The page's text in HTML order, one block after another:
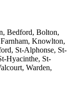
Bedford, Bolton,
Knowlton,
St-Alphonse, St-
Hyacinthe, St-
Warden,